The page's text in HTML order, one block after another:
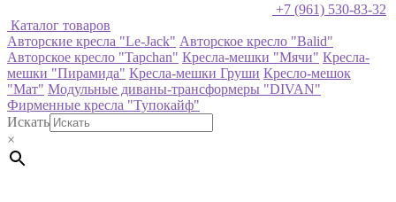
+7 (961) 530-83-32
Каталог товаров
Авторские кресла "Le-Jack" Авторское кресло "Balid"
Авторское кресло "Tapchan" Кресла-мешки "Мячи" Кресла-
мешки "Пирамида" Кресла-мешки Груши Кресло-мешок
"Мат" Модульные диваны-трансформеры "DIVAN"
Фирменные кресла "Тупокайф"
Искать
×